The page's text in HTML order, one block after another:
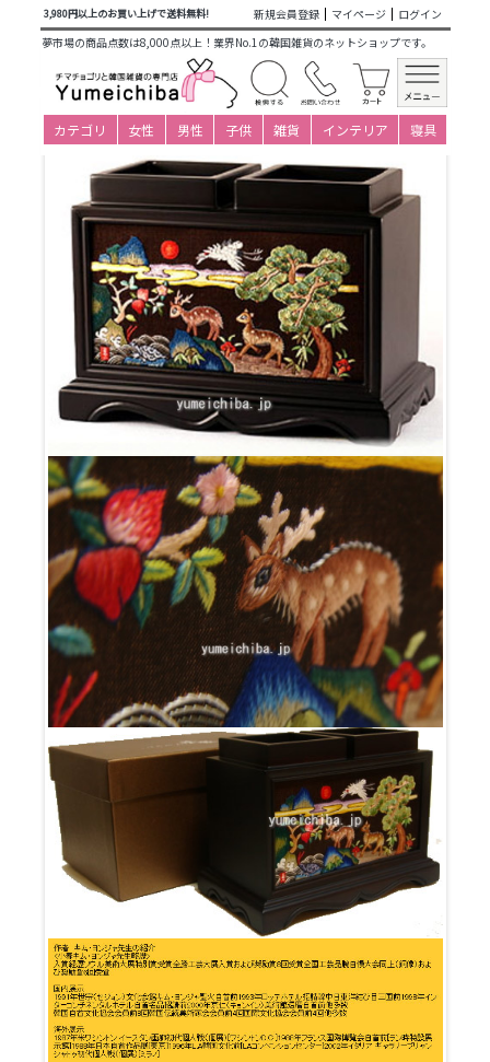
3,980円以上のお買い上げで送料無料! 新規会員登録 マイページ
ログイン
夢市場の商品点数は8,000点以上！業界No.1の韓国雑貨のネットショップです。
カテゴリ 女性 男性 子供 雑貨 インテリア 寝具
商品カテゴリ一覧>韓国雑貨 日用品・文房具>文房具> 韓
国手刺繍ペン立て十長生図